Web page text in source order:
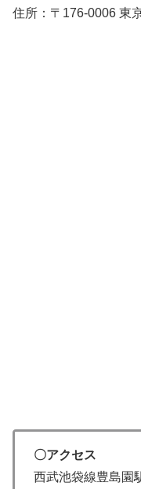
住所：〒176-0006 東
〇アクセス
西武池袋線豊島園